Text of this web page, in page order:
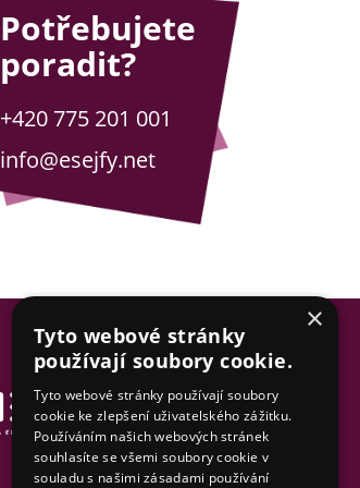
Potřebujete
poradit?
+420 775 201 001
info@esejfy.net
Tvorba www stránek
& SEO by MEDIA ENERGY
Mapa stránek
×
Tyto webové stránky
používají soubory cookie.
Tyto webové stránky používají soubory
cookie ke zlepšení uživatelského zážitku.
Používáním našich webových stránek
souhlasíte se všemi soubory cookie v
souladu s našimi zásadami používání